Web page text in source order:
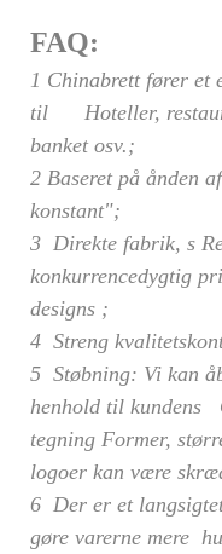
FAQ:
1 Chinabrett fører et
til Hoteller,
banket osv.;
2 Baseret på ånden
konstant";
3 Direkte fabrik, s
konkurrencedygtig
designs ;
4 Streng
5 Støbning: Vi kan
henhold til
tegning Former,
logoer kan være
6 Der er et
gøre varerne mere